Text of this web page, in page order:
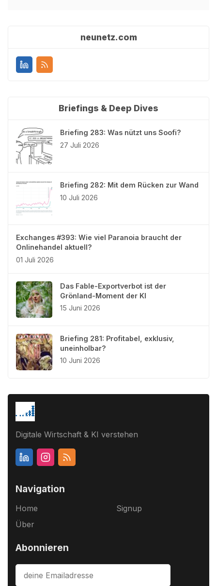
neunetz.com
Briefings & Deep Dives
Briefing 283: Was nützt uns Soofi?
27 Juli 2026
Briefing 282: Mit dem Rücken zur Wand
10 Juli 2026
Exchanges #393: Wie viel Paranoia braucht der
Onlinehandel aktuell?
01 Juli 2026
Das Fable-Exportverbot ist der
Grönland-Moment der KI
15 Juni 2026
Briefing 281: Profitabel, exklusiv,
uneinholbar?
10 Juni 2026
Digitale Wirtschaft & KI verstehen
Navigation
Home
Über
Signup
Abonnieren